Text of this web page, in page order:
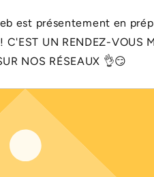
est présentement en
UN RENDEZ-VOUS
NOS RÉSEAUX 👌😏